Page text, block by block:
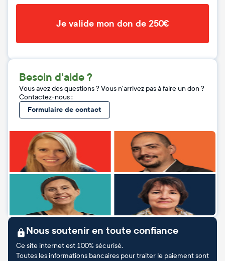
Je valide mon don de 250€
Besoin d'aide ?
Vous avez des questions ? Vous n'arrivez pas à faire un don ?
Contactez-nous :
Formulaire de contact
Nous soutenir en toute confiance
Ce site internet est 100% sécurisé.
Toutes les informations bancaires pour traiter le paiement sont